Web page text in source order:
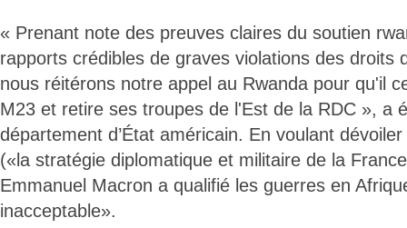
« Prenant note des preuves claires du soutien
rapports crédibles de graves violations des droits
nous réitérons notre appel au Rwanda pour qu'il
M23 et retire ses troupes de l'Est de la RDC », a
département d’État américain. En voulant
(«la stratégie diplomatique et militaire de la
Emmanuel Macron a qualifié les guerres en
inacceptable».